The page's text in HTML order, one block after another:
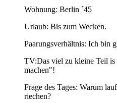
Wohnung: Berlin ´45
Urlaub: Bis zum Wecken.
Paarungsverhältnis: Ich bin
TV:Das viel zu kleine Teil
machen"!
Frage des Tages: Warum
riechen?